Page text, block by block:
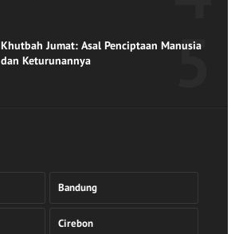
Khutbah Jumat: Asal Penciptaan Manusia
dan Keturunannya
Bandung
Cirebon